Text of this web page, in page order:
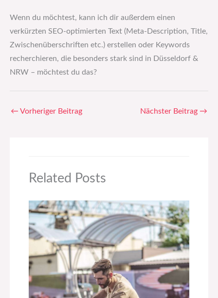
Wenn du möchtest, kann ich dir außerdem einen
verkürzten SEO-optimierten Text (Meta-Description, Title,
Zwischenüberschriften etc.) erstellen oder Keywords
recherchieren, die besonders stark sind in Düsseldorf &
NRW – möchtest du das?
← Vorheriger Beitrag Nächster Beitrag →
Related Posts